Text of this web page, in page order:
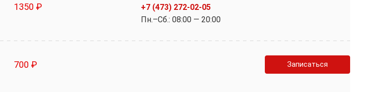
1350 ₽
+7 (473) 272-02-05
Пн.–Cб.: 08:00 — 20:00
700 ₽ Записаться